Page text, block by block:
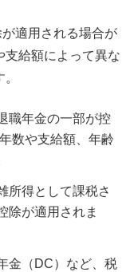
適用される場合が
支給額によって異な
職年金の一部が控
数や支給額、年齢
所得として課税さ
除が適用されま
金（DC）など、税